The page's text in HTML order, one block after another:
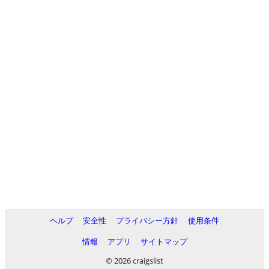
ヘルプ 安全性 プライバシー方針
使用条件
情報
アプリ
サイトマップ
© 2026 craigslist